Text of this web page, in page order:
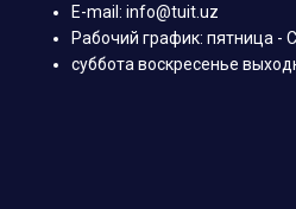
E-mail: info@tuit.uz
Рабочий график: пятница -
суббота воскресенье